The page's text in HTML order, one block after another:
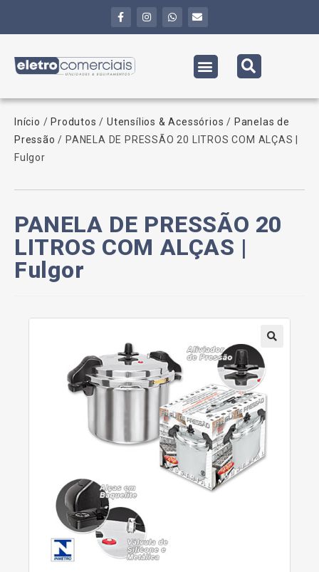
Início / Produtos /Utensílios & Acessórios / Panelas de
Pressão / PANELA DE PRESSÃO 20 LITROS COM ALÇAS |
Fulgor
PANELA DE PRESSÃO 20
LITROS COM ALÇAS |
Fulgor